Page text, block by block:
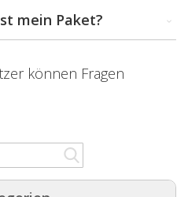
mein Paket?
können Fragen